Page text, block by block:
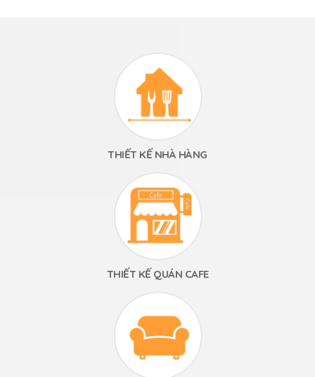
THIẾT KẾ NHÀ HÀNG
THIẾT KẾ QUÁN CAFE